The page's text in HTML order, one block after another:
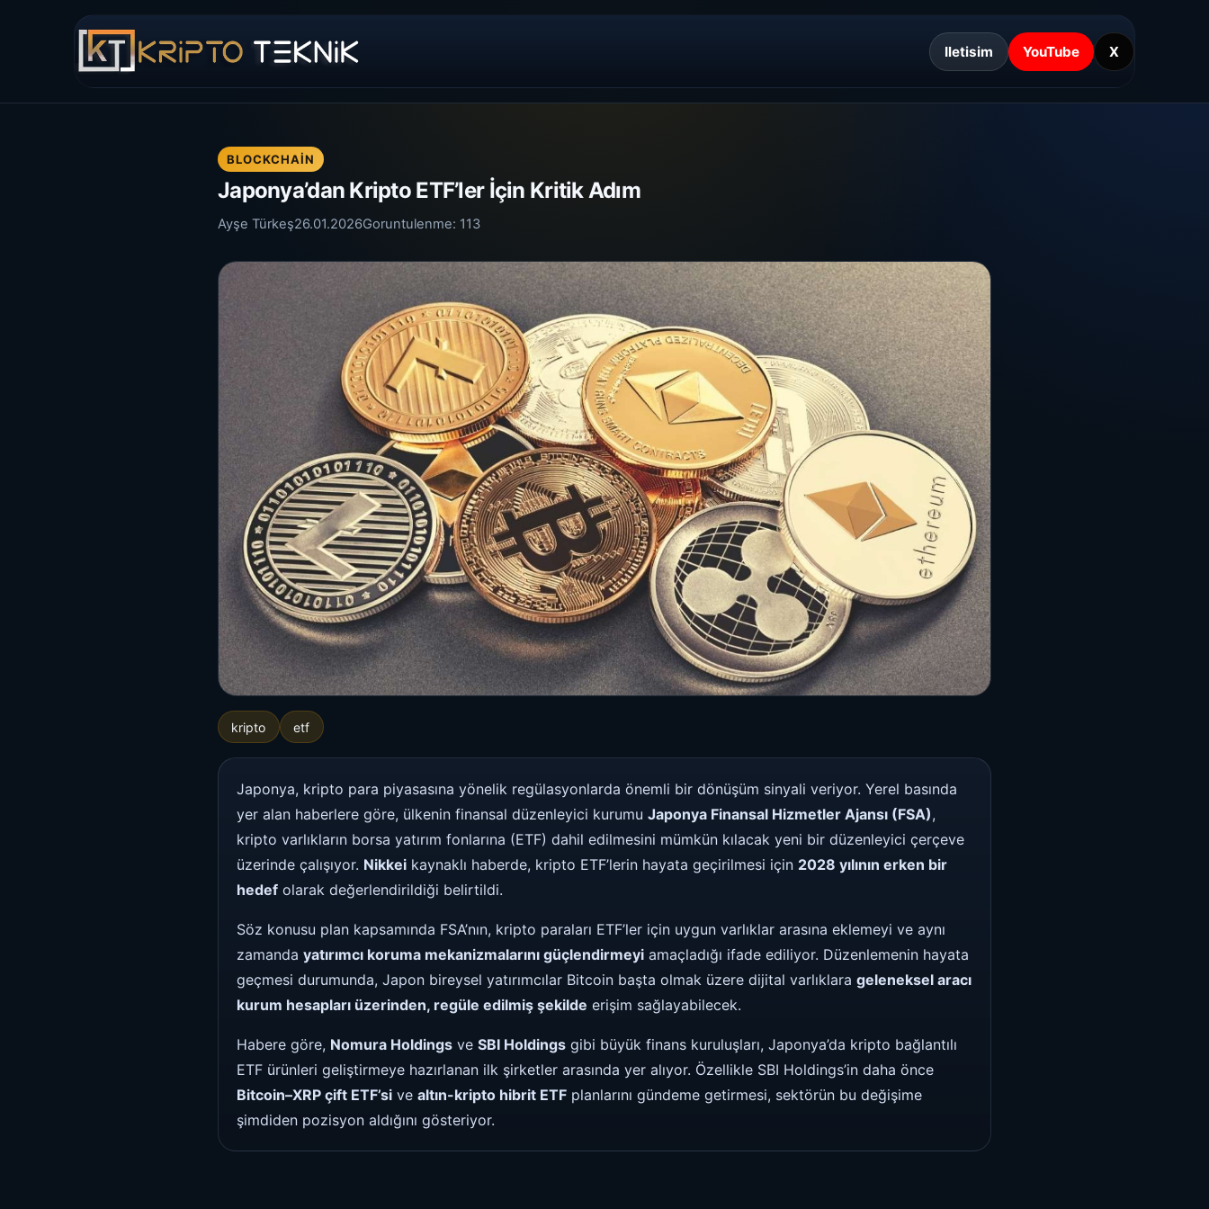
Iletisim YouTube X
BLOCKCHAIN
Japonya’dan Kripto ETF’ler İçin Kritik Adım
Ayşe Türkeş26.01.2026Goruntulenme: 113
kripto etf
Japonya, kripto para piyasasına yönelik regülasyonlarda önemli bir dönüşüm sinyali veriyor. Yerel basında
yer alan haberlere göre, ülkenin finansal düzenleyici kurumu Japonya Finansal Hizmetler Ajansı (FSA),
kripto varlıkların borsa yatırım fonlarına (ETF) dahil edilmesini mümkün kılacak yeni bir düzenleyici çerçeve
üzerinde çalışıyor. Nikkei kaynaklı haberde, kripto ETF’lerin hayata geçirilmesi için 2028 yılının erken bir
hedef olarak değerlendirildiği belirtildi.
Söz konusu plan kapsamında FSA’nın, kripto paraları ETF’ler için uygun varlıklar arasına eklemeyi ve aynı
zamanda yatırımcı koruma mekanizmalarını güçlendirmeyi amaçladığı ifade ediliyor. Düzenlemenin hayata
geçmesi durumunda, Japon bireysel yatırımcılar Bitcoin başta olmak üzere dijital varlıklara geleneksel aracı
kurum hesapları üzerinden, regüle edilmiş şekilde erişim sağlayabilecek.
Habere göre, Nomura Holdings ve SBI Holdings gibi büyük finans kuruluşları, Japonya’da kripto bağlantılı
ETF ürünleri geliştirmeye hazırlanan ilk şirketler arasında yer alıyor. Özellikle SBI Holdings’in daha önce
Bitcoin–XRP çift ETF’si ve altın-kripto hibrit ETF planlarını gündeme getirmesi, sektörün bu değişime
şimdiden pozisyon aldığını gösteriyor.